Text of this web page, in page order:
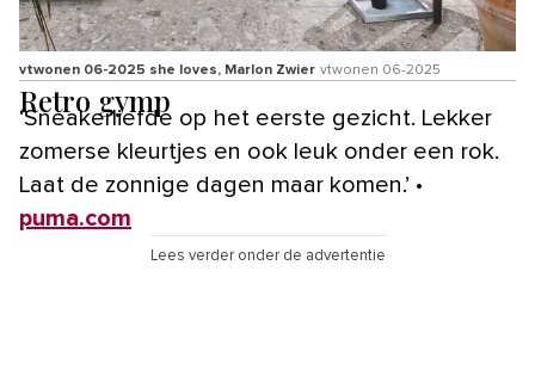
vtwonen 06-2025 she loves, Marlon Zwier vtwonen 06-2025
Retro gymp
‘Sneakerliefde op het eerste gezicht. Lekker
zomerse kleurtjes en ook leuk onder een rok.
Laat de zonnige dagen maar komen.’ •
puma.com
Lees verder onder de advertentie